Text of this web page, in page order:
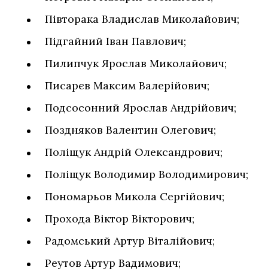
Півторака Владислав Миколайович;
Підгайний Іван Павлович;
Пилипчук Ярослав Миколайович;
Писарєв Максим Валерійович;
Подсосонний Ярослав Андрійович;
Поздняков Валентин Олегович;
Поліщук Андрій Олександрович;
Поліщук Володимир Володимирович;
Пономарьов Микола Сергійович;
Прохода Віктор Вікторович;
Радомський Артур Віталійович;
Реутов Артур Вадимович;